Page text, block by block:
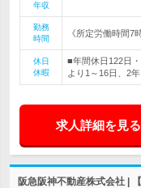
年収
勤務
時間
《所定労働時間7
休日
休暇
■年間休日122日
より1～16日、2
求人詳細を見る
阪急阪神不動産株式会社 |